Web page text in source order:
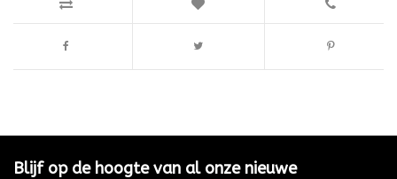
Blijf op de hoogte van al onze nieuwe